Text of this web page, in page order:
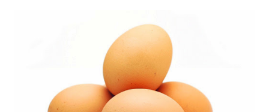
przeciwieństwie do świeżego pieczywa na drożdżach czy
zakwasie. Przaśne podpłomyki nie obciążają żołądka kwasem i
fermentacją. Dziś, wzorem naszych prapradziadów możemy także
spożywać przaśny, niekwaszony chleb. Najprostszy przepis na
podpłomyki to: wziąć mąkę, wodę i trochę soli. Z tych składników